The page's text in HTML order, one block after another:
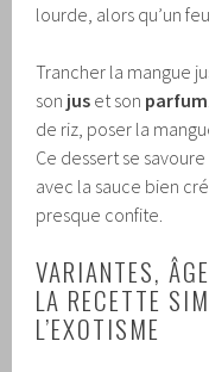
lourde, alors qu’un
Trancher la mangue
son jus et son parfum
de riz, poser la
Ce dessert se
avec la sauce bien
presque confite.
VARIANTES,
LA RECETTE
L’EXOTISME